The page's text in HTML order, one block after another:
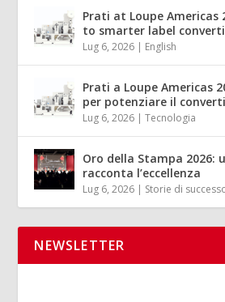
Prati at Loupe Americas
to smarter label
Lug 6, 2026 | English
Prati a Loupe Americas
per potenziare il
Lug 6, 2026 |Tecnologia
Oro della Stampa 2026:
racconta l’eccellenza
Lug 6, 2026 | Storie di
NEWSLETTER